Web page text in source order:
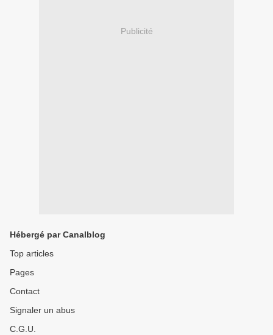
Publicité
Hébergé par Canalblog
Top articles
Pages
Contact
Signaler un abus
C.G.U.